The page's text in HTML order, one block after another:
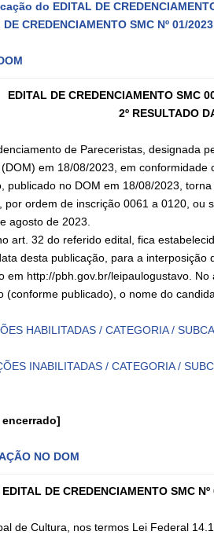
do EDITAL DE
CREDENCIAMENTO SMC Nº 01/
EDITAL DE CREDENCIAMENTO SMC
2º RESULTADO
de Pareceristas, designada
em 18/08/2023, em
publicado no DOM em 18/08/2023,
por ordem de inscrição 0061 a 0120, ou
agosto de 2023.
art. 32 do referido edital, fica
desta publicação, para a
em http://pbh.gov.br/leipaulogustavo.
(conforme publicado), o nome do
HABILITADAS / CATEGORIA /
INABILITADAS / CATEGORIA /
NO DOM
EDITAL DE CREDENCIAMENTO SMC
de Cultura, nos termos Lei Federal